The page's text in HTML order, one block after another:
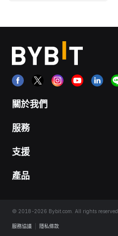
關於我們
服務
支援
產品
© 2018-2026 Bybit.com. All rights reserved.
服務協議 隱私條款